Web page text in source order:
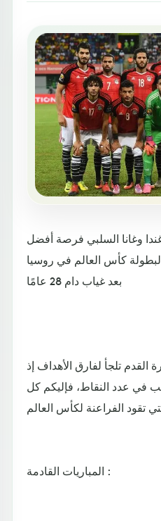
وغانا السلبي فرصة أفضل
كأس العالم في روسيا
بعد غياب دام 28 عامًا
القدم تلجأ لفارق الأهداف إذ
في عدد النقاط، فإليكم كل
المباريات القادمة :